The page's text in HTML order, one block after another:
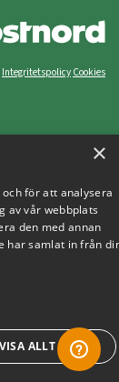
Integritetspolicy Cookies
×
för att analysera
av vår webbplats
den med annan
har samlat in från
ALLT